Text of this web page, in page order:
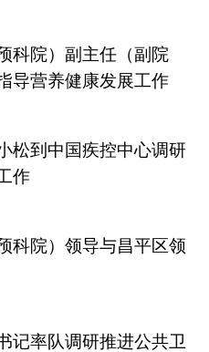
科院）副主任（副院
导营养健康发展工作
松到中国疾控中心调研
作
科院）领导与昌平区领
记率队调研推进公共卫